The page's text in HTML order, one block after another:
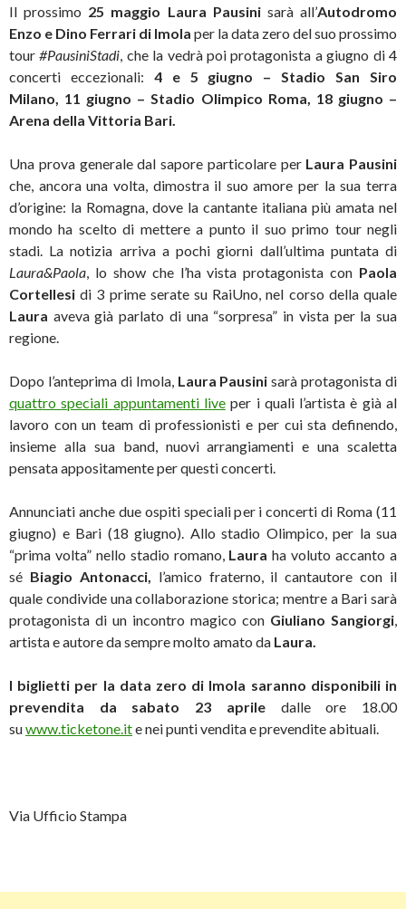
Il prossimo 25 maggio Laura Pausini sarà all’Autodromo
Enzo e Dino Ferrari di Imola per la data zero del suo prossimo
tour#PausiniStadi , che la vedrà poi protagonista a giugno di 4
concerti eccezionali: 4 e 5 giugno – Stadio San Siro
Milano, 11 giugno – Stadio Olimpico Roma, 18 giugno –
Arena della Vittoria Bari.
Una prova generale dal sapore particolare per Laura Pausini
che, ancora una volta, dimostra il suo amore per la sua terra
d’origine: la Romagna, dove la cantante italiana più amata nel
mondo ha scelto di mettere a punto il suo primo tour negli
stadi. La notizia arriva a pochi giorni dall’ultima puntata di
Laura&Paola , lo show che l’ha vista protagonista con Paola
Cortellesi di 3 prime serate su RaiUno, nel corso della quale
Laura aveva già parlato di una “sorpresa” in vista per la sua
regione.
Dopo l’anteprima di Imola, Laura Pausini sarà protagonista di
quattro speciali appuntamenti liveper i quali l’artista è già al
lavoro con un team di professionisti e per cui sta definendo,
insieme alla sua band, nuovi arrangiamenti e una scaletta
pensata appositamente per questi concerti.
Annunciati anche due ospiti speciali per i concerti di Roma (11
giugno) e Bari (18 giugno). Allo stadio Olimpico, per la sua
“prima volta” nello stadio romano, Laura ha voluto accanto a
sé Biagio Antonacci,
l’amico fraterno, il cantautore con il
quale condivide una collaborazione storica; mentre a Bari sarà
protagonista di un incontro magico con Giuliano Sangiorgi
artista e autore da sempre molto amato da Laura.
I biglietti per la data zero di Imola saranno disponibili in
prevendita da sabato 23 apriledalle ore 18.00
suwww.ticketone.ite nei punti vendita e prevendite abituali.
Via Ufficio Stampa